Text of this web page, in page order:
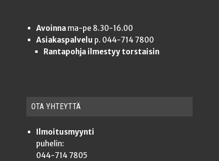
Avoinnama-pe 8.30-16.00
Asiakaspalvelu p. 044-714 7800
Rantapohja ilmestyy torstaisin
OTA YHTEYT­TÄ
Ilmoitusmyynti
puhelin:
044-714 7805